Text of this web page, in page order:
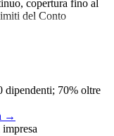
copertura fino al
del Conto
dipendenti; 70% oltre
→